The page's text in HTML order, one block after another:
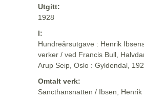
Utgitt:
1928
I:
Hundreårsutgave : Henrik
verker / ved Francis Bull,
Arup Seip, Oslo : Gyldendal,
Omtalt verk:
Sancthansnatten / Ibsen, Henrik